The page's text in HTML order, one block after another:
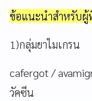
ข้อแนะนำสำหรับผู้
1)กลุ่มยาไมเกรน
cafergot /
วัคซีน